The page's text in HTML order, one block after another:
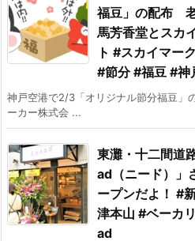
福豆」の配布
馬芳香堂とスカ
ト #スカイマー
#節分 #福豆 #神
神戸空港で2/3「オリジナル節分福豆」
ーカー株式会 ...
東灘・十二間道
ad（ニード）」
ープンだよ！ #
津本山 #ベーカ
ad